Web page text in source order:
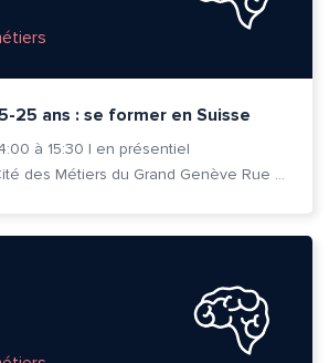
25 ans : se former en Suisse
à 15:30 | en présentiel
Cité des Métiers du Grand Genève Rue Prévost-Martin 6 1205 Genève